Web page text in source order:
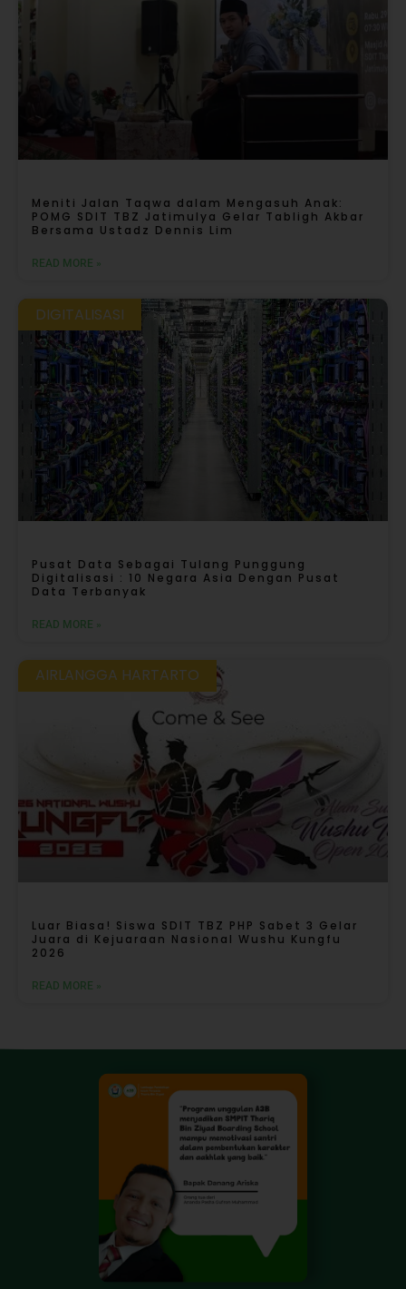
Meniti Jalan Taqwa dalam Mengasuh Anak:
POMG SDIT TBZ Jatimulya Gelar Tabligh Akbar
Bersama Ustadz Dennis Lim
READ MORE »
DIGITALISASI
Pusat Data Sebagai Tulang Punggung
Digitalisasi : 10 Negara Asia Dengan Pusat
Data Terbanyak
READ MORE »
AIRLANGGA HARTARTO
Luar Biasa! Siswa SDIT TBZ PHP Sabet 3 Gelar
Juara di Kejuaraan Nasional Wushu Kungfu
2026
READ MORE »